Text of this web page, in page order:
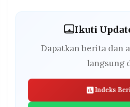
Ikuti
Dapatkan berita dan
langsung
Indeks